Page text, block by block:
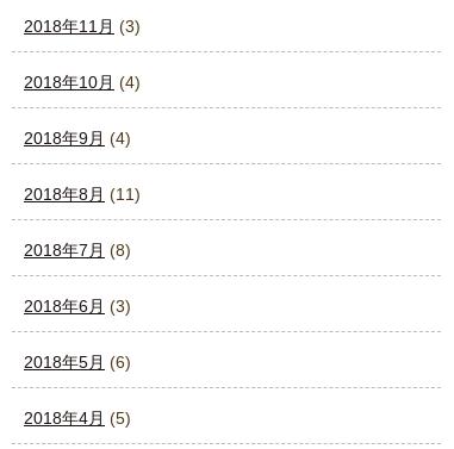
2018年11月 (3)
2018年10月 (4)
2018年9月 (4)
2018年8月 (11)
2018年7月 (8)
2018年6月 (3)
2018年5月 (6)
2018年4月 (5)